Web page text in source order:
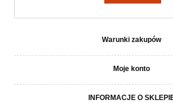
Warunki zakupów
Moje konto
INFORMACJE O